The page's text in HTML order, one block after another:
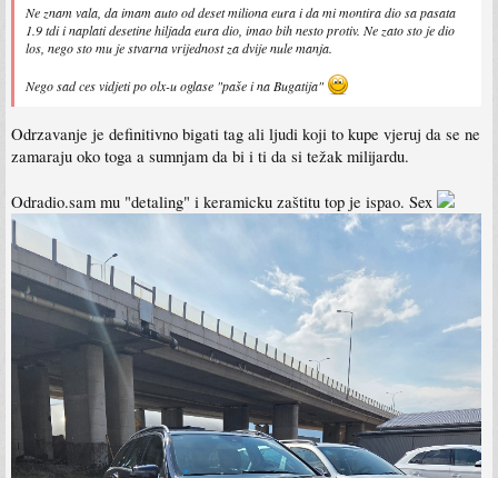
Ne znam vala, da imam auto od deset miliona eura i da mi montira dio sa pasata
1.9 tdi i naplati desetine hiljada eura dio, imao bih nesto protiv. Ne zato sto je dio
los, nego sto mu je stvarna vrijednost za dvije nule manja.
Nego sad ces vidjeti po olx-u oglase "paše i na Bugatija"
Odrzavanje je definitivno bigati tag ali ljudi koji to kupe vjeruj da se ne
zamaraju oko toga a sumnjam da bi i ti da si težak milijardu.
Odradio.sam mu "detaling" i keramicku zaštitu top je ispao. Sex